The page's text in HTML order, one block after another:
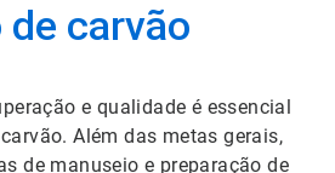
carvão
e qualidade é essencial
Além das metas gerais,
de manuseio e preparação de